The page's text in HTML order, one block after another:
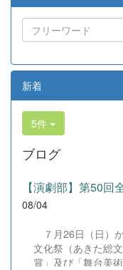
新着
5件
ブログ
【演劇部】第50
08/04
７月26日（日）
文化祭（あきた総
賞」及び「舞台美